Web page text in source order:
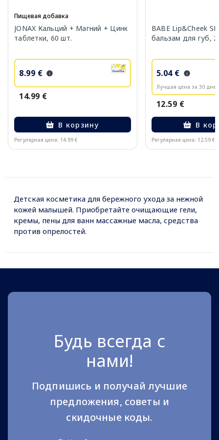
Пищевая добавка
JONAX Кальций + Магний + Цинк
таблетки, 60 шт.
8.99 €
14.99 €
В корзину
Регулярная цена: 14.99 €
BABE Lip&Cheek
бальзам для губ,
5.04 €
Лучшая цена за 30
12.59 €
В
Регулярная цена: 12.59 €
Детская косметика для бережного ухода за нежной
кожей малышей. Приобретайте очищающие гели,
кремы, пены для ванн массажные масла, средства
против опрелостей.
Будь всегда с
нами!
Подпишись и получай лучшие
предложения, советы и
скидочные коды.